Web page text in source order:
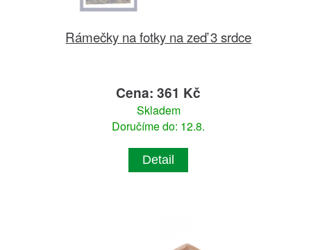
Rámečky na fotky na zeď 3 srdce
Cena: 361 Kč
Skladem
Doručíme do: 12.8.
Detail